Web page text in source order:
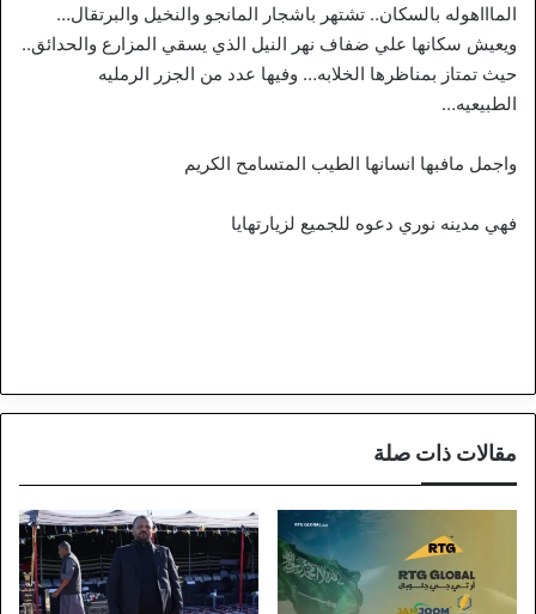
الماااهوله بالسكان.. تشتهر باشجار المانجو والنخيل والبرتقال…
ويعيش سكانها علي ضفاف نهر النيل الذي يسقي المزارع والحدائق..
حيث تمتاز بمناظرها الخلابه… وفيها عدد من الجزر الرمليه
الطبيعيه…
واجمل مافبها انسانها الطيب المتسامح الكريم
فهي مدينه نوري دعوه للجميع لزيارتهايا
مقالات ذات صلة